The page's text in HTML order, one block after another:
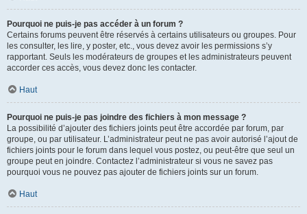
Pourquoi ne puis-je pas accéder à un forum ?
Certains forums peuvent être réservés à certains utilisateurs ou groupes. Pour
les consulter, les lire, y poster, etc., vous devez avoir les permissions s’y
rapportant. Seuls les modérateurs de groupes et les administrateurs peuvent
accorder ces accès, vous devez donc les contacter.
Haut
Pourquoi ne puis-je pas joindre des fichiers à mon message ?
La possibilité d’ajouter des fichiers joints peut être accordée par forum, par
groupe, ou par utilisateur. L’administrateur peut ne pas avoir autorisé l’ajout de
fichiers joints pour le forum dans lequel vous postez, ou peut-être que seul un
groupe peut en joindre. Contactez l’administrateur si vous ne savez pas
pourquoi vous ne pouvez pas ajouter de fichiers joints sur un forum.
Haut